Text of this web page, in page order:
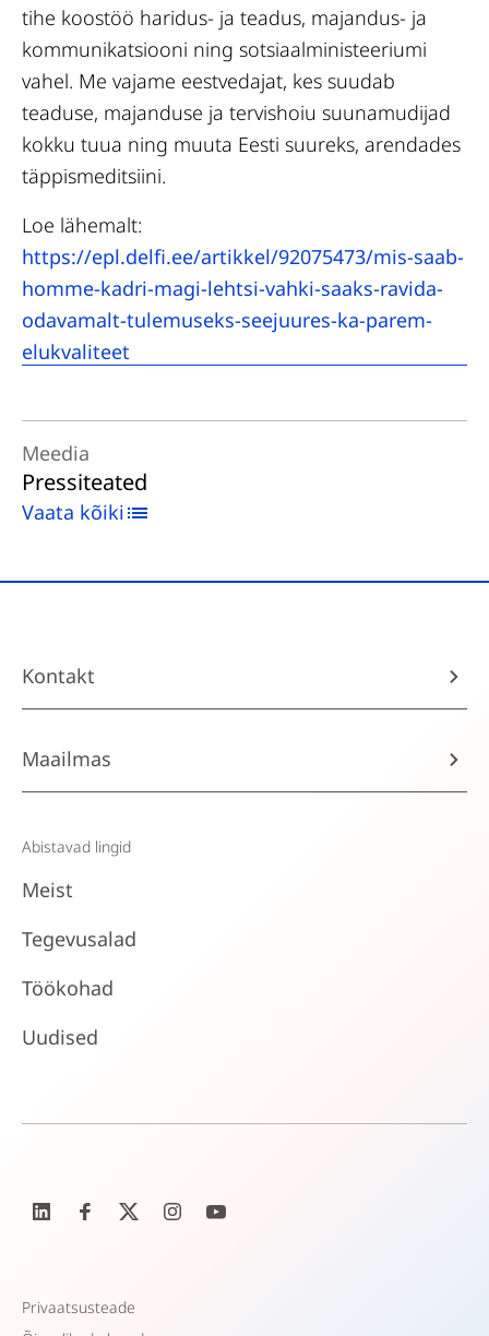
tihe koostöö haridus- ja teadus, majandus- ja
kommunikatsiooni ning sotsiaalministeeriumi
vahel. Me vajame eestvedajat, kes suudab
teaduse, majanduse ja tervishoiu suunamudijad
kokku tuua ning muuta Eesti suureks, arendades
täppismeditsiini.
Loe lähemalt:
https://epl.delfi.ee/artikkel/92075473/mis-saab-
homme-kadri-magi-lehtsi-vahki-saaks-ravida-
odavamalt-tulemuseks-seejuures-ka-parem-
elukvaliteet
Meedia
Pressiteated
Vaata kõiki
Kontakt
Maailmas
Abistavad lingid
Meist
Tegevusalad
Töökohad
Uudised
Privaatsusteade